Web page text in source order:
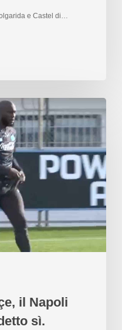
e Castel di…
il Napoli
sì.